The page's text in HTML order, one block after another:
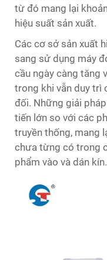
từ đó mang lại
hiệu suất sản xuất.
Các cơ sở sản xuất
sang sử dụng máy
cầu ngày càng tăng
trong khi vẫn duy trì
đối. Những giải
tiến lớn so với các
truyền thống, mang
chưa từng có trong
phẩm vào và dán kín.